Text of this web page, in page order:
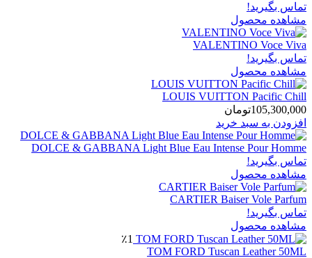
تماس بگیرید!
مشاهده محصول
VALENTINO Voce Viva
تماس بگیرید!
مشاهده محصول
LOUIS VUITTON Pacific Chill
105,300,000تومان
افزودن به سبد خرید
DOLCE & GABBANA Light Blue Eau Intense Pour Homme
تماس بگیرید!
مشاهده محصول
CARTIER Baiser Vole Parfum
تماس بگیرید!
مشاهده محصول
٪1
TOM FORD Tuscan Leather 50ML